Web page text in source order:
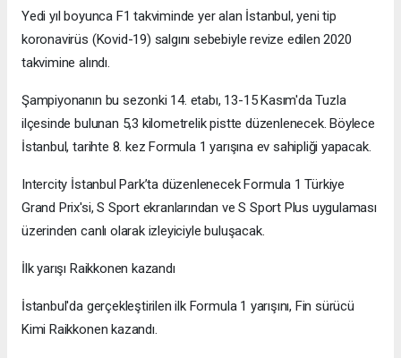
Yedi yıl boyunca F1 takviminde yer alan İstanbul, yeni tip
koronavirüs (Kovid-19) salgını sebebiyle revize edilen 2020
takvimine alındı.
Şampiyonanın bu sezonki 14. etabı, 13-15 Kasım'da Tuzla
ilçesinde bulunan 5,3 kilometrelik pistte düzenlenecek. Böylece
İstanbul, tarihte 8. kez Formula 1 yarışına ev sahipliği yapacak.
Intercity İstanbul Park’ta düzenlenecek Formula 1 Türkiye
Grand Prix'si, S Sport ekranlarından ve S Sport Plus uygulaması
üzerinden canlı olarak izleyiciyle buluşacak.
İlk yarışı Raikkonen kazandı
İstanbul'da gerçekleştirilen ilk Formula 1 yarışını, Fin sürücü
Kimi Raikkonen kazandı.